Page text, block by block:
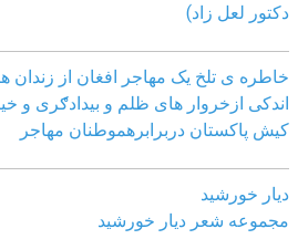
دکتور لعل زاد)
خاطره ی تلخ یک مھاجر افغان از زندان
اندکی ازخروار ھای ظلم و بیدادګری و
کیش پاکستان دربرابرھموطنان مھاجر
دیار خورشید
مجموعه شعر دیار خورشید